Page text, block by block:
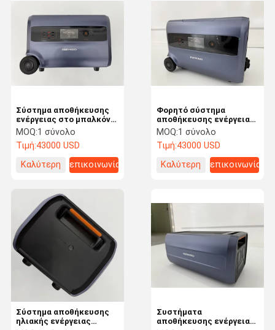
Σπίτι
Φορητό σύστημα
αποθήκευσης ενέργειας
από ανανεώσιμες πηγές
στο σπίτι Βαλκόνι
Ηλιακό σταθμό
ηλεκτροπαραγωγής 3 σε
MOQ:1 σύνολο
Τιμή:43000 USD
Καλύτερη
επικοινωνία
Σύστημα αποθήκευσης
ενέργειας στο μπαλκόνι
3 σε 1 RS485 / RS232 /
Can επικοινωνία
MOQ:1 σύνολο
Τιμή:43000 USD
Καλύτερη
επικοινωνία
Συστήματα
αποθήκευσης ενέργειας
Σύστημα αποθήκευσης
ηλιακής ενέργειας